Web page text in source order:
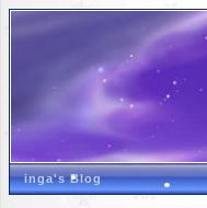
inga's Blog